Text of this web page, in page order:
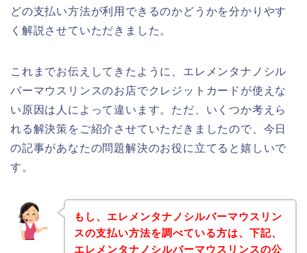
どの支払い方法が利用できるのかどうかを分かりやす
く解説させていただきました。
これまでお伝えしてきたように、エレメンタナノシル
バーマウスリンスのお店でクレジットカードが使えな
い原因は人によって違います。ただ、いくつか考えら
れる解決策をご紹介させていただきましたので、今日
の記事があなたの問題解決のお役に立てると嬉しいで
す。
もし、エレメンタナノシルバーマウスリン
スの支払い方法を調べている方は、下記、
エレメンタナノシルバーマウスリンスの公